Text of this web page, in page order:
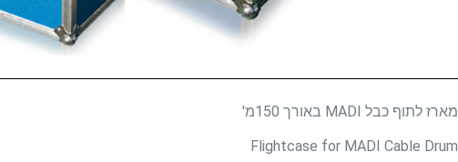
מארז לתוף כבל MADI באורך 150מ'
Flightcase for MADI Cable Drum